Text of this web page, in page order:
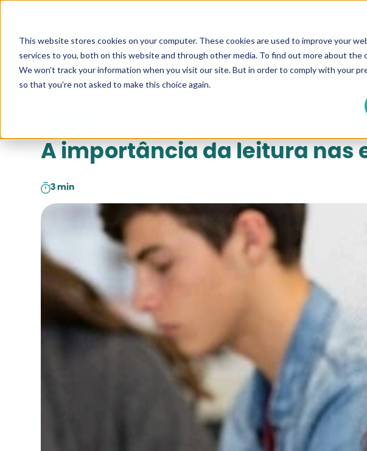
This website stores cookies on your computer. These cookies are used to improve your
services to you, both on this website and through other media. To find out more about the
We won't track your information when you visit our site. But in order to comply with your
so that you're not asked to make this choice again.
A importância da leitura nas
3 min